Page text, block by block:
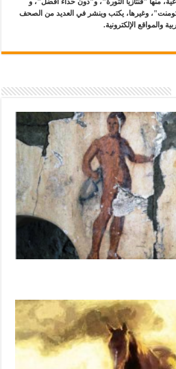
وغيرها، يكتب وينشر في العديد من الصحف
والمواقع الإلكترونية.